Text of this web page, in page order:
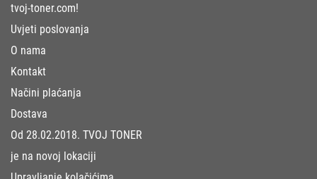
tvoj-toner.com!
Uvjeti poslovanja
O nama
Kontakt
Načini plaćanja
Dostava
Od 28.02.2018. TVOJ TONER
je na novoj lokaciji